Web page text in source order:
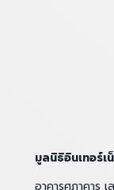
มูลนิธิอินเทอร์
อาคารศุภาคาร